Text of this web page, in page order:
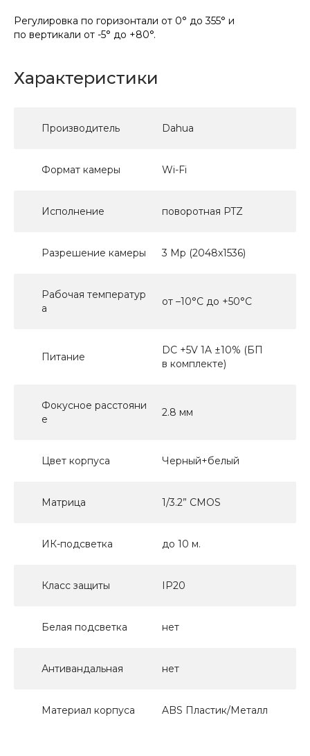
Регулировка по горизонтали от 0° до 355° и
по вертикали от -5° до +80°.
Характеристики
Производитель Dahua
Формат камеры Wi-Fi
Исполнение поворотная PTZ
Разрешение камеры 3 Mp (2048x1536)
Рабочая температур
а
от –10°C до +50°C
Питание
DC +5V 1A ±10% (БП
в комплекте)
Фокусное расстояни
е
2.8 мм
Цвет корпуса Черный+белый
Матрица 1/3.2” CMOS
ИК-подсветка до 10 м.
Класс защиты IP20
Белая подсветка нет
Антивандальная нет
Материал корпуса ABS Пластик/Металл